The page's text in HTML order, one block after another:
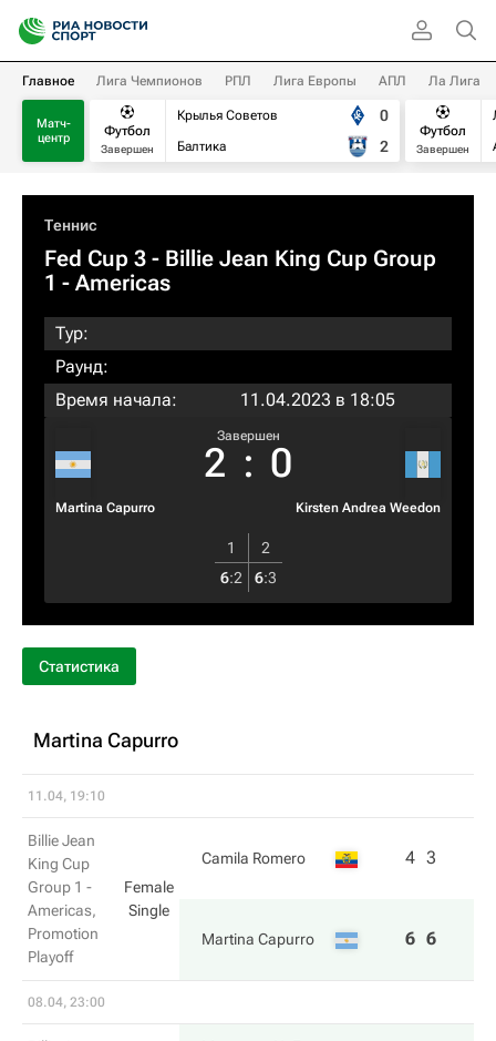
Главное Лига Чемпионов РПЛ Лига Европы АПЛ Ла Лига
Матч-
центр
Футбол
Завершен
Крылья Советов
Балтика
0
2
Футбол
Завершен
Теннис
Fed Cup 3 - Billie Jean King Cup Group
1 - Americas
Тур:
Раунд:
Время начала:
11.04.2023 в 18:05
Martina Capurro
Завершен
2 : 0
Kirsten Andrea Weedon
1
2
6:2 6:3
Статистика
Martina Capurro
11.04, 19:10
Billie Jean
King Cup
Group 1 -
Americas,
Promotion
Playoff
Female
Single
Camila Romero 4 3
Martina Capurro 6 6
08.04, 23:00